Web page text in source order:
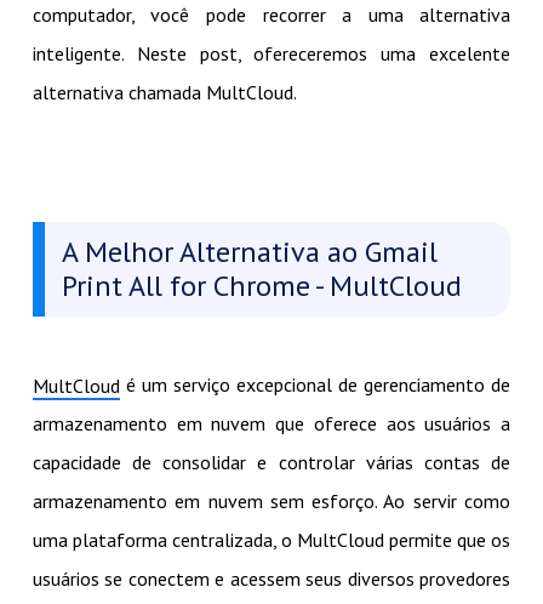
computador, você pode recorrer a uma alternativa
inteligente. Neste post, ofereceremos uma excelente
alternativa chamada MultCloud.
A Melhor Alternativa ao Gmail
Print All for Chrome - MultCloud
MultCloud é um serviço excepcional de gerenciamento de
armazenamento em nuvem que oferece aos usuários a
capacidade de consolidar e controlar várias contas de
armazenamento em nuvem sem esforço. Ao servir como
uma plataforma centralizada, o MultCloud permite que os
usuários se conectem e acessem seus diversos provedores